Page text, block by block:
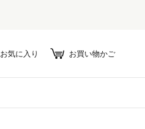
お気に入り お買い物かご